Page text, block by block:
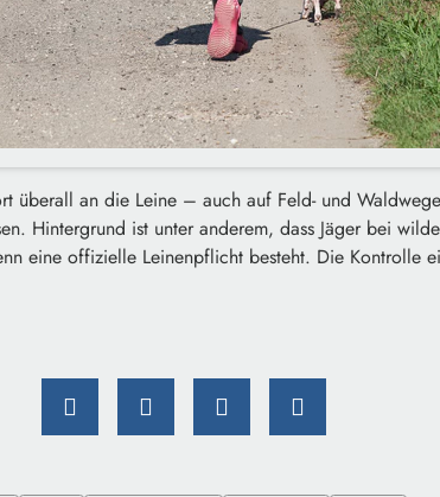
überall an die Leine – auch auf Feld- und
Hintergrund ist unter anderem, dass Jäger bei
eine offizielle Leinenpflicht besteht. Die Kontrolle